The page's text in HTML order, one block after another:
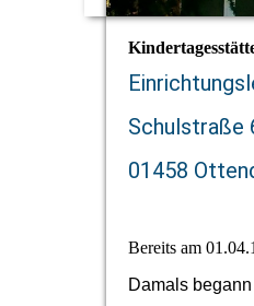
Schulstraße
01458
Bereits am
Damals